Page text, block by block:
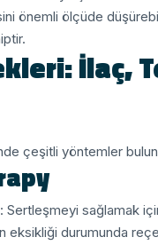
önemli ölçüde
İlaç,
çeşitli yöntemler
: Sertleşmeyi sağlamak için
eksikliği durumunda